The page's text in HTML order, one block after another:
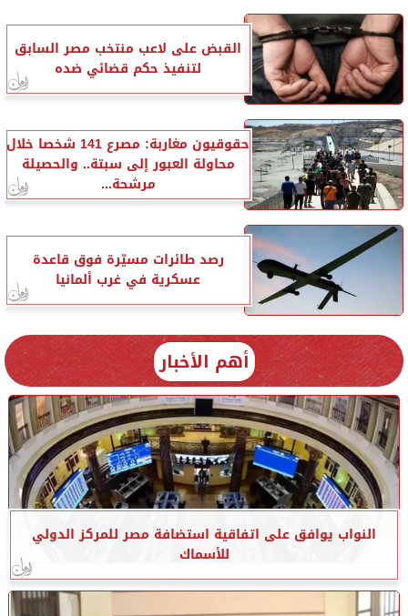
القبض على لاعب منتخب مصر السابق
لتنفيذ حكم قضائي ضده
حقوقيون مغاربة: مصرع 141 شخصا خلال
محاولة العبور إلى سبتة.. والحصيلة
مرشحة...
رصد طائرات مسيّرة فوق قاعدة
عسكرية في غرب ألمانيا
أهم الأخبار
النواب يوافق على اتفاقية استضافة مصر للمركز الدولي
للأسماك